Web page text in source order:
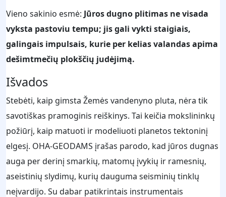
Vieno sakinio esmė: Jūros dugno plitimas ne visada
vyksta pastoviu tempu; jis gali vykti staigiais,
galingais impulsais, kurie per kelias valandas apima
dešimtmečių plokščių judėjimą.
Išvados
Stebėti, kaip gimsta Žemės vandenyno pluta, nėra tik
savotiškas pramoginis reiškinys. Tai keičia mokslininkų
požiūrį, kaip matuoti ir modeliuoti planetos tektoninį
elgesį. OHA-GEODAMS įrašas parodo, kad jūros dugnas
auga per derinį smarkių, matomų įvykių ir ramesnių,
aseistinių slydimų, kurių dauguma seisminių tinklų
neįvardijo. Su dabar patikrintais instrumentais